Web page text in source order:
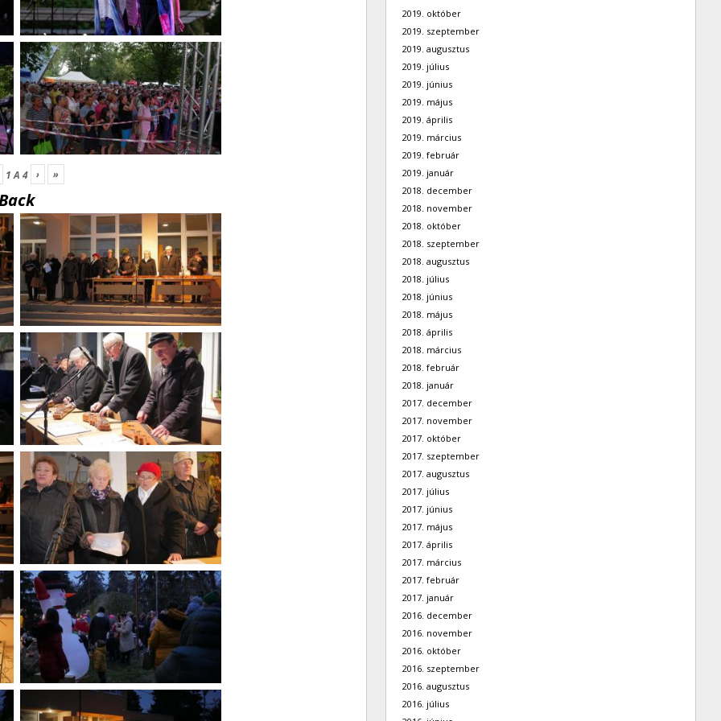
1A 4 › »
2019. október
2019. szeptember
2019. augusztus
2019. július
2019. június
2019. május
2019. április
2019. március
2019. február
2019. január
2018. december
2018. november
2018. október
2018. szeptember
2018. augusztus
2018. július
2018. június
2018. május
2018. április
2018. március
2018. február
2018. január
2017. december
2017. november
2017. október
2017. szeptember
2017. augusztus
2017. július
2017. június
2017. május
2017. április
2017. március
2017. február
2017. január
2016. december
2016. november
2016. október
2016. szeptember
2016. augusztus
2016. július